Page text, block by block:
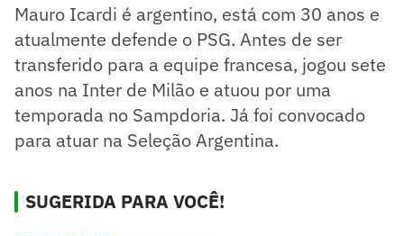
Mauro Icardi é argentino, está com 30 anos e
atualmente defende o PSG. Antes de ser
transferido para a equipe francesa, jogou sete
anos na Inter de Milão e atuou por uma
temporada no Sampdoria. Já foi convocado
para atuar na Seleção Argentina.
SUGERIDA PARA VOCÊ!